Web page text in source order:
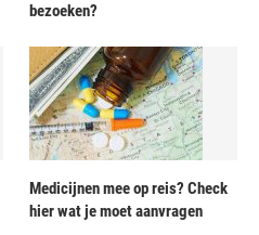
bezoeken?
Medicijnen mee op reis? Check
hier wat je moet aanvragen